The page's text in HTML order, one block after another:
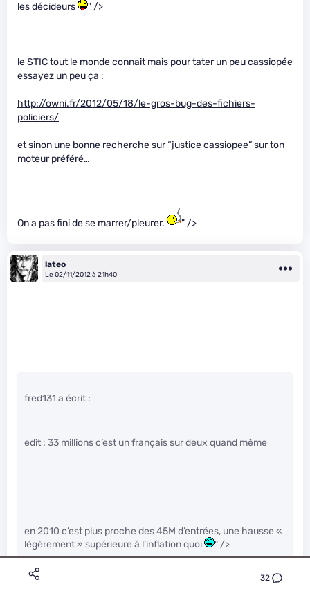
32
les décideurs
" />
le STIC tout le monde connait mais pour tater un peu cassiopée
essayez un peu ça :
http://owni.fr/2012/05/18/le-gros-bug-des-fichiers-
policiers/
et sinon une bonne recherche sur “justice cassiopee” sur ton
moteur préféré…
On a pas fini de se marrer/pleurer. " />
lateo
Le 02/11/2012 à 21h40
fred131 a écrit :
edit : 33 millions c’est un français sur deux quand même
en 2010 c’est plus proche des 45M d’entrées, une hausse «
légèrement » supérieure à l’inflation quoi
" />
et à ça il faut rajouter le fichier de gendarmerie. il y a
vraisemblablement des doublons, mais vraisemblablement